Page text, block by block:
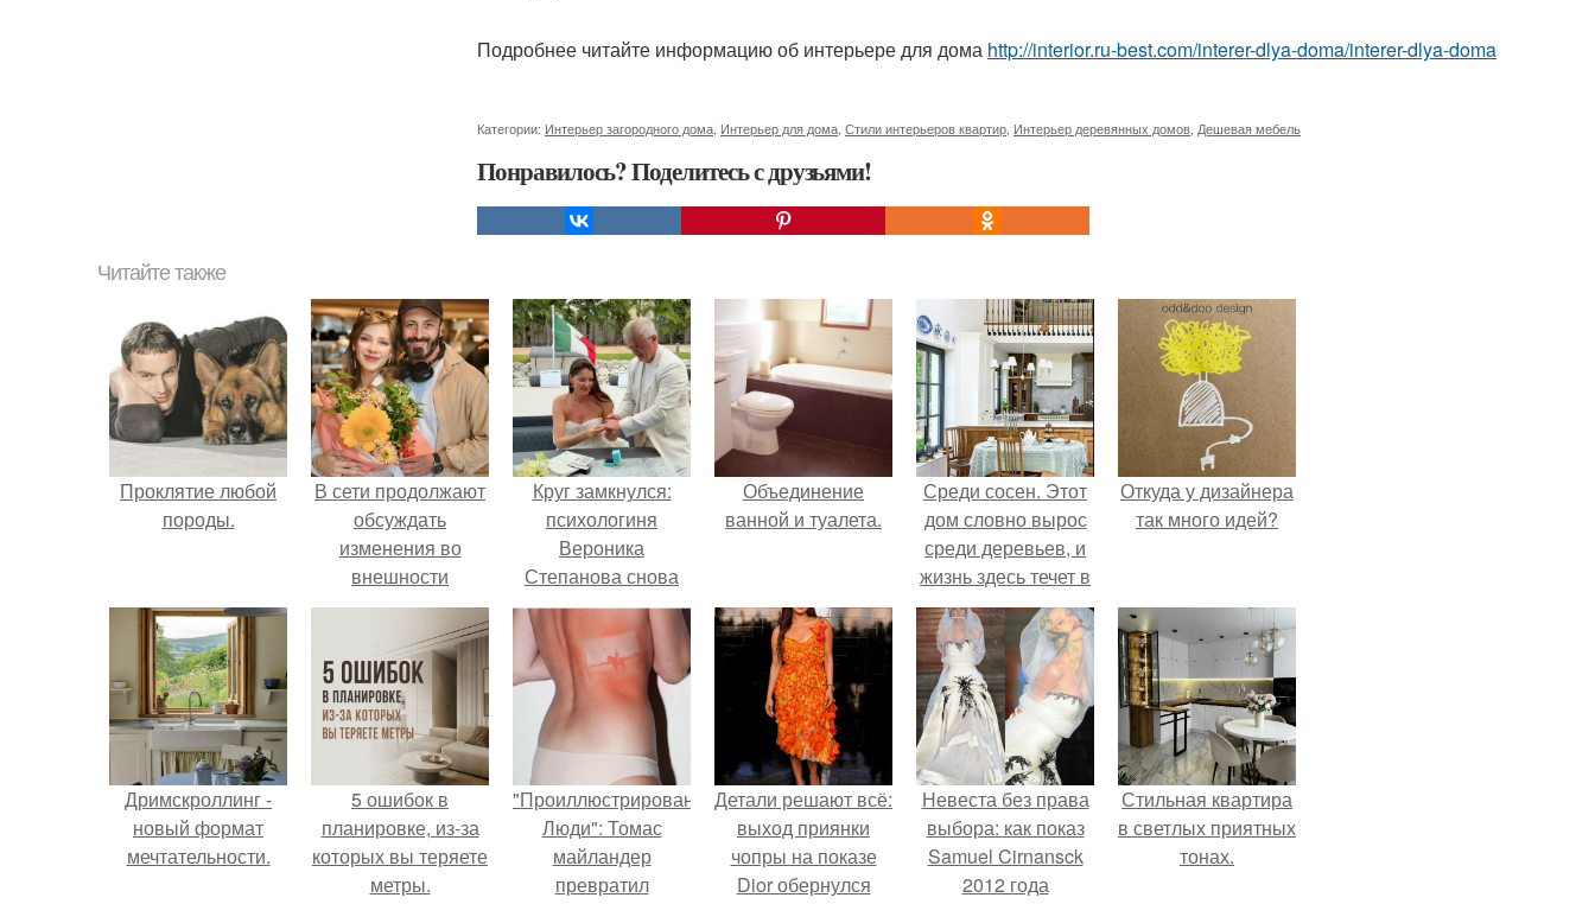
Подробнее читайте информацию об интерьере для дома http://interior.ru-best.com/interer-dlya-doma/interer-dlya-doma
Категории: Интерьер загородного дома Интерьер для дома Стили интерьеров квартир Интерьер деревянных домов Дешевая мебель
Понравилось? Поделитесь с друзьями!
Читайте также
Проклятие любой
породы.
В сети продолжают
обсуждать
изменения во
внешности
актрисы.
Круг замкнулся:
психологиня
Вероника
Степанова снова
вышла замуж за
собственного
бывшего мужа.
Объединение
ванной и туалета.
Среди сосен. Этот
дом словно вырос
среди деревьев, и
жизнь здесь течет в
собственном ритме
- спокойно, без
спешки и лишнего
шума.
Откуда у дизайнера
так много идей?
Дримскроллинг -
новый формат
мечтательности.
5 ошибок в
планировке, из-за
которых вы теряете
метры.
"Проиллюстрированные
Люди": Томас
майландер
превратил
Детали решают всё:
выход приянки
чопры на показе
Dior обернулся
Невеста без права
выбора: как показ
Samuel Cirnansck
2012 года
Стильная квартира
в светлых приятных
тонах.